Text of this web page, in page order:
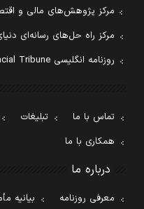
مرکز پژوهش‌های مالی و
مرکز راه حل‌های رسانه‌ای
روزنامه انگلیسی Financial Tribune
تماس با ما تبلیغات
همکاری با ما
درباره ما
معرفی روزنامه بیانیه